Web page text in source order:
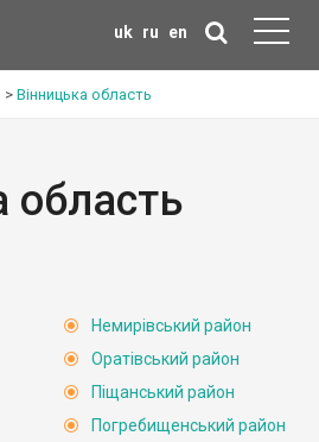
uk ru en
> Вінницька область
область
Немирівський район
Оратівський район
Піщанський район
Погребищенський район